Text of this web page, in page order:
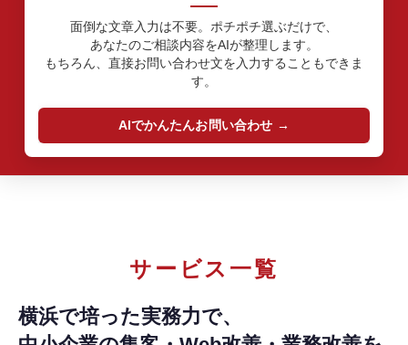
面倒な文章入力は不要。ポチポチ選ぶだけで、
あなたのご相談内容をAIが整理します。
もちろん、直接お問い合わせ文を入力することもできま
す。
AIでかんたんお問い合わせ
サービス一覧
横浜で培った実務力で、